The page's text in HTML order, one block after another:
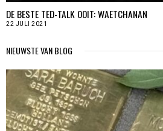
DE BESTE TED-TALK OOIT: WAETCHANAN
22 JULI 2021
NIEUWSTE VAN BLOG